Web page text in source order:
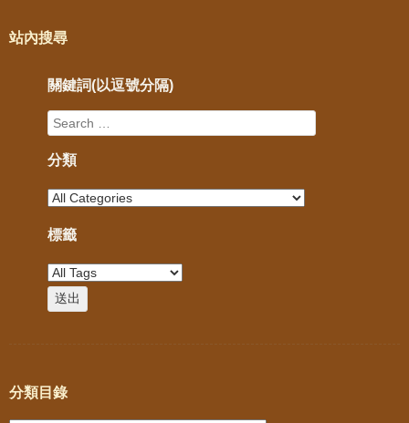
站內搜尋
關鍵詞(以逗號分隔)
分類
標籤
分類目錄